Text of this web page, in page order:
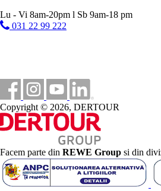
Activitati gratuite
darts
6 terenuri de tenis
aerobic
gimnastica acvatica
baie turceasca
sauna
Activitati contra cost
sala de jocuri
fotbal de masa
Play Station
Lu - Vi 8am-20pm l Sb 9am-18 pm
031 22 99 222
Copyright © 2026, DERTOUR
Facem parte din REWE Group si din